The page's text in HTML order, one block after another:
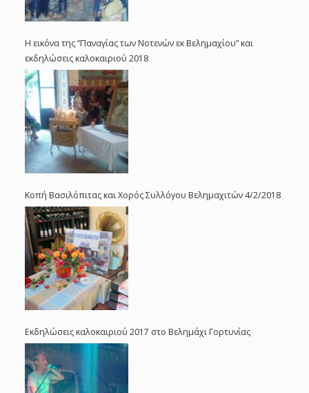
Η εικόνα της “Παναγίας των Νοτενών εκ Βελημαχίου” και
εκδηλώσεις καλοκαιριού 2018
Κοπή Βασιλόπιτας και Χορός Συλλόγου Βελημαχιτών 4/2/2018
Εκδηλώσεις καλοκαιριού 2017 στο Βελημάχι Γορτυνίας